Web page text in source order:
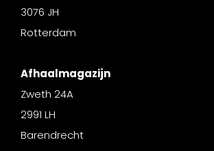
3076 JH
Rotterdam
Afhaalmagazijn
Zweth 24A
2991 LH
Barendrecht